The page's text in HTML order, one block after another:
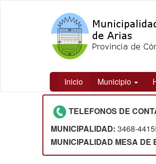
Arias
Inicio Municipio
Contenido
principal
TELEFONOS DE
MUNICIPALIDAD: 3468-
MUNICIPALIDAD MESA DE